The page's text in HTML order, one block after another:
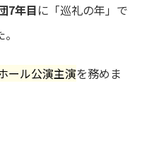
7年目に「巡礼の年」で
ール公演主演を務めま